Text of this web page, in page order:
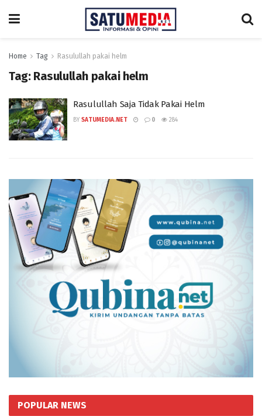
Home Tag Rasulullah pakai helm
Tag: Rasulullah pakai helm
Rasulullah Saja Tidak Pakai Helm
BY SATUMEDIA.NET 0 284
POPULAR NEWS